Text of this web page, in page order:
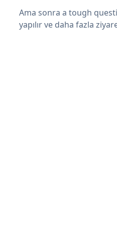
Ama sonra a tough
yapılır ve daha fazla